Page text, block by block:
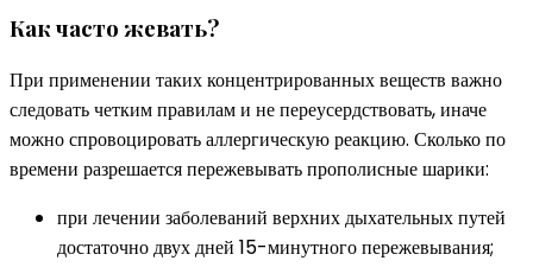
Как часто жевать?
При применении таких концентрированных веществ важно
следовать четким правилам и не переусердствовать, иначе
можно спровоцировать аллергическую реакцию. Сколько по
времени разрешается пережевывать прополисные шарики:
при лечении заболеваний верхних дыхательных путей
достаточно двух дней 15-минутного пережевывания;